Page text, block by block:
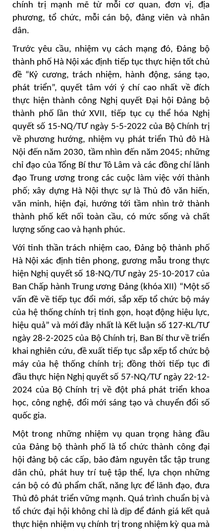
chính trị mạnh mẽ từ mỗi cơ quan, đơn vị, địa
phương, tổ chức, mỗi cán bộ, đảng viên và nhân
dân.
Trước yêu cầu, nhiệm vụ cách mạng đó, Đảng bộ
thành phố Hà Nội xác định tiếp tục thực hiện tốt chủ
đề “Kỷ cương, trách nhiệm, hành động, sáng tạo,
phát triển”, quyết tâm với ý chí cao nhất về đích
thực hiện thành công Nghị quyết Đại hội Đảng bộ
thành phố lần thứ XVII, tiếp tục cụ thể hóa Nghị
quyết số 15-NQ/TƯ ngày 5-5-2022 của Bộ Chính trị
về phương hướng, nhiệm vụ phát triển Thủ đô Hà
Nội đến năm 2030, tầm nhìn đến năm 2045; những
chỉ đạo của Tổng Bí thư Tô Lâm và các đồng chí lãnh
đạo Trung ương trong các cuộc làm việc với thành
phố; xây dựng Hà Nội thực sự là Thủ đô văn hiến,
văn minh, hiện đại, hướng tới tầm nhìn trở thành
thành phố kết nối toàn cầu, có mức sống và chất
lượng sống cao và hạnh phúc.
Với tinh thần trách nhiệm cao, Đảng bộ thành phố
Hà Nội xác định tiên phong, gương mẫu trong thực
hiện Nghị quyết số 18-NQ/TƯ ngày 25-10-2017 của
Ban Chấp hành Trung ương Đảng (khóa XII) “Một số
vấn đề về tiếp tục đổi mới, sắp xếp tổ chức bộ máy
của hệ thống chính trị tinh gọn, hoạt động hiệu lực,
hiệu quả” và mới đây nhất là Kết luận số 127-KL/TƯ
ngày 28-2-2025 của Bộ Chính trị, Ban Bí thư về triển
khai nghiên cứu, đề xuất tiếp tục sắp xếp tổ chức bộ
máy của hệ thống chính trị; đồng thời tiếp tục đi
đầu thực hiện Nghị quyết số 57-NQ/TƯ ngày 22-12-
2024 của Bộ Chính trị về đột phá phát triển khoa
học, công nghệ, đổi mới sáng tạo và chuyển đổi số
quốc gia.
Một trong những nhiệm vụ quan trọng hàng đầu
của Đảng bộ thành phố là tổ chức thành công đại
hội đảng bộ các cấp, bảo đảm nguyên tắc tập trung
dân chủ, phát huy trí tuệ tập thể, lựa chọn những
cán bộ có đủ phẩm chất, năng lực để lãnh đạo, đưa
Thủ đô phát triển vững mạnh. Quá trình chuẩn bị và
tổ chức đại hội không chỉ là dịp để đánh giá kết quả
thực hiện nhiệm vụ chính trị trong nhiệm kỳ qua mà